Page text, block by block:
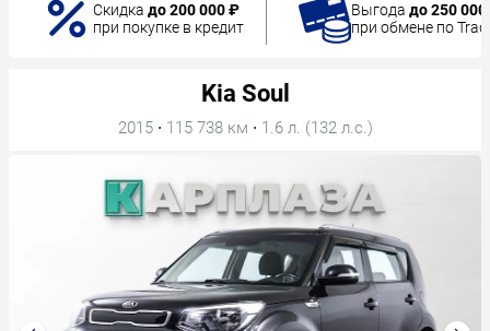
Скидка до 200 000 ₽
при покупке в кредит
Выгода до 250
при обмене по
Kia Soul
2015 · 115 738 км · 1.6 л. (132 л.с.)